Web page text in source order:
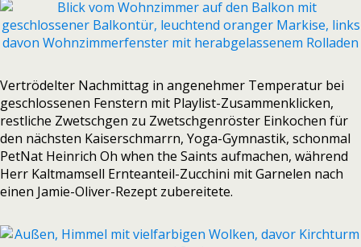
Vertrödelter Nachmittag in angenehmer Temperatur bei
geschlossenen Fenstern mit Playlist-Zusammenklicken,
restliche Zwetschgen zu Zwetschgenröster Einkochen für
den nächsten Kaiserschmarrn, Yoga-Gymnastik, schonmal
PetNat Heinrich Oh when the Saints aufmachen, während
Herr Kaltmamsell Ernteanteil-Zucchini mit Garnelen nach
einen Jamie-Oliver-Rezept zubereitete.